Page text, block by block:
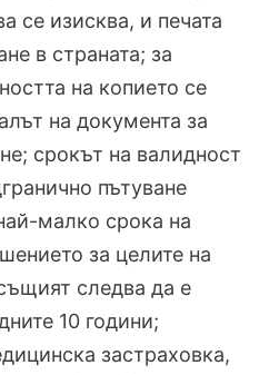
се изисква, и печата
в страната; за
на копието се
на документа за
срокът на валидност
пътуване
малко срока на
за целите на
следва да е
10 години;
застраховка,